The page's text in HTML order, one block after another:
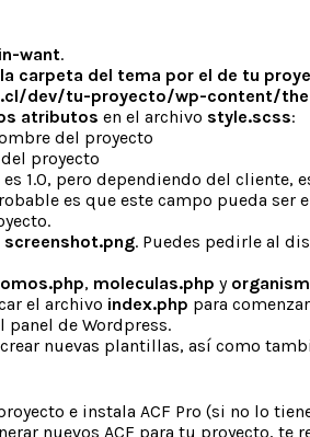
want.
carpeta del tema por el de tu
dev/tu-proyecto/wp-content/
atributos en el archivo style.scss:
del proyecto
del proyecto
es 1.0, pero dependiendo del
es que este campo pueda
screenshot.png. Puedes pedirle al
, moleculas.php y
el archivo index.php para
panel de Wordpress.
crear nuevas plantillas, así como
e instala ACF Pro (si no lo
nuevos ACF para tu proyecto,